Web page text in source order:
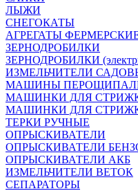
ЛЫЖИ
СНЕГОКАТЫ
АГРЕГАТЫ
ЗЕРНОДРОБИЛКИ
ЗЕРНОДРОБИЛКИ
ИЗМЕЛЬЧИТЕЛИ САДОВЫЕ
МАШИНЫ
МАШИНКИ ДЛЯ
МАШИНКИ ДЛЯ СТРИЖКИ
ТЕРКИ РУЧНЫЕ
ОПРЫСКИВАТЕЛИ
ОПРЫСКИВАТЕЛИ
ОПРЫСКИВАТЕЛИ АКБ
ИЗМЕЛЬЧИТЕЛИ ВЕТОК
СЕПАРАТОРЫ